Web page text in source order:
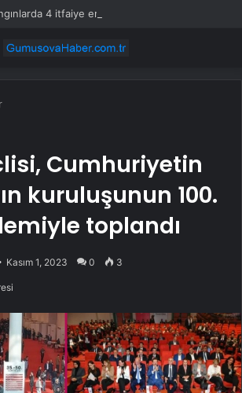
4 itfaiye eri hayatını kaybetti
Cumhuriyetin
kuruluşunun 100.
toplandı
Kasım 1, 2023 0 3